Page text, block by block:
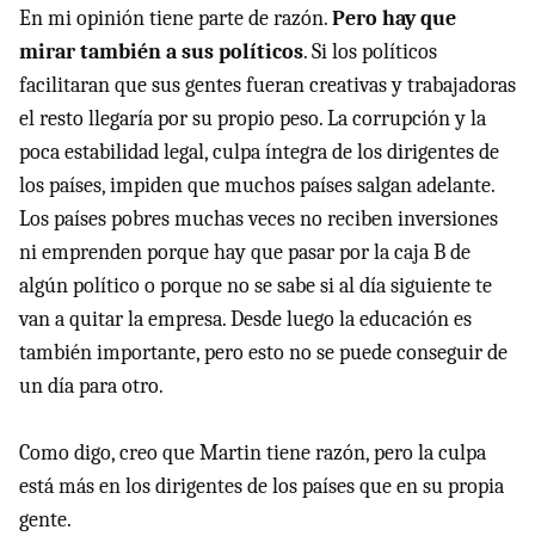
En mi opinión tiene parte de razón.Pero hay que
mirar también a sus políticos. Si los políticos
facilitaran que sus gentes fueran creativas y trabajadoras
el resto llegaría por su propio peso. La corrupción y la
poca estabilidad legal, culpa íntegra de los dirigentes de
los países, impiden que muchos países salgan adelante.
Los países pobres muchas veces no reciben inversiones
ni emprenden porque hay que pasar por la caja B de
algún político o porque no se sabe si al día siguiente te
van a quitar la empresa. Desde luego la educación es
también importante, pero esto no se puede conseguir de
un día para otro.
Como digo, creo que Martin tiene razón, pero la culpa
está más en los dirigentes de los países que en su propia
gente.